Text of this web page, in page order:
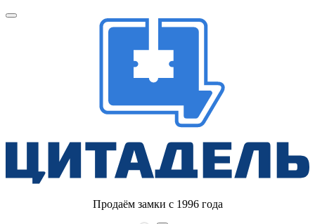
Продаём замки с 1996 года